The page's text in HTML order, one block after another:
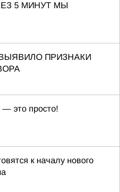
5 МИНУТ МЫ
ПРИЗНАКИ
— это просто!
к началу нового